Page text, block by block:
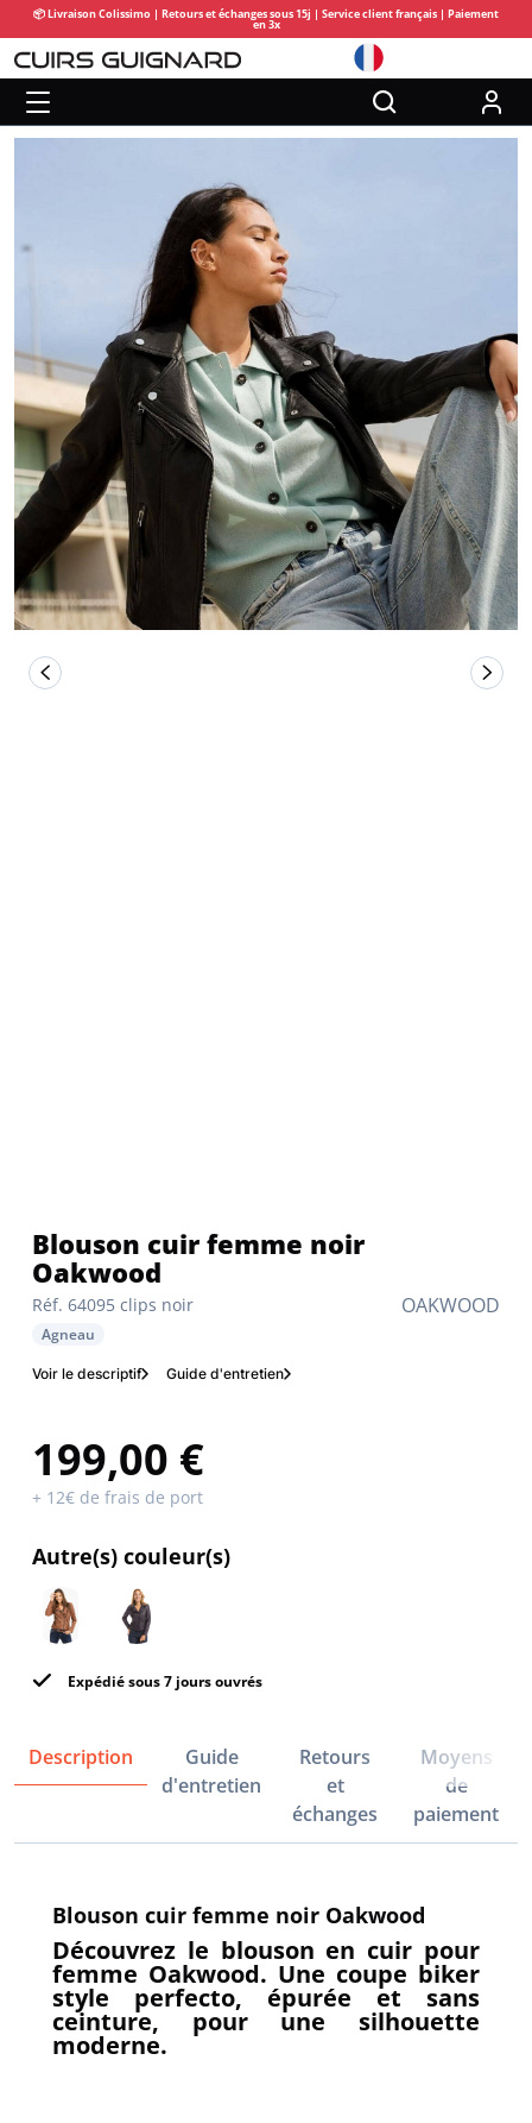
📦 Livraison Colissimo | Retours et échanges sous 15j | Service client français | Paiement
en 3x
OAKWOOD
Réf. 64095 clips noir
Blouson cuir femme noir
Oakwood
Agneau
Voir le descriptif Guide d'entretien
199,00 €
+ 12€ de frais de port
Autre(s) couleur(s)
Expédié sous 7 jours ouvrés
Description
Guide
d'entretien
Retours
et
échanges
Moyens
de
paiement
Blouson cuir femme noir Oakwood
Découvrez le blouson en cuir pour
femme Oakwood. Une coupe biker
style perfecto, épurée et sans
ceinture, pour une silhouette
moderne.